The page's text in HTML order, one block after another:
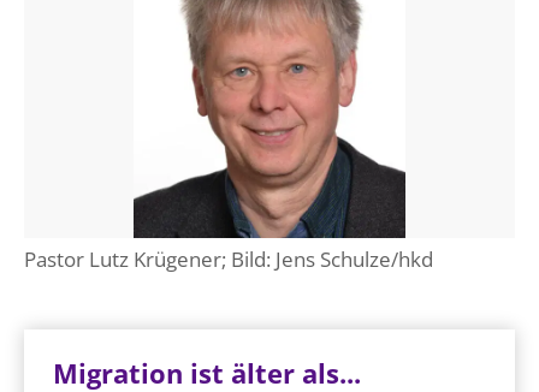
Pastor Lutz Krügener; Bild: Jens Schulze/hkd
Migration ist älter als...